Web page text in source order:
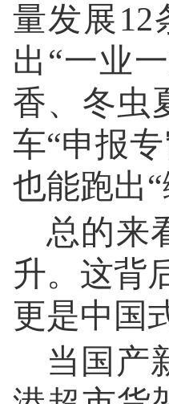
量发展12
出“一业
香、冬虫
车“申报
也能跑出“
总的来
升。这背
更是中国
当国产